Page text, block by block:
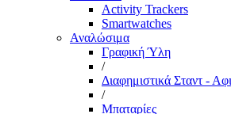
Activity Trackers
Smartwatches
Αναλώσιμα
Γραφική Ύλη
/
Διαφημιστικά Σταντ -
/
Μπαταρίες